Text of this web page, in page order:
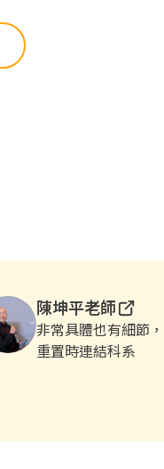
陳坤平老師
非常具體也有細節
重置時連結科系